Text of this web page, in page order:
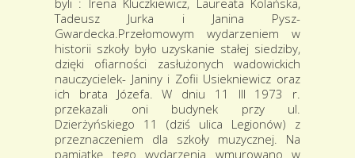
byli : Irena Kluczkiewicz, Laureata Kolańska,
Tadeusz Jurka i Janina Pysz-
Gwardecka.Przełomowym wydarzeniem w
historii szkoły było uzyskanie stałej siedziby,
dzięki ofiarności zasłużonych wadowickich
nauczycielek- Janiny i Zofii Usiekniewicz oraz
ich brata Józefa. W dniu 11 III 1973 r.
przekazali oni budynek przy ul.
Dzierżyńskiego 11 (dziś ulica Legionów) z
przeznaczeniem dla szkoły muzycznej. Na
pamiątkę tego wydarzenia wmurowano w